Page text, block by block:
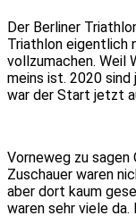
Der Berliner
Triathlon eigentlich
vollzumachen. Weil
meins ist. 2020
war der Start jetzt
Vorneweg zu
Zuschauer waren
aber dort kaum
waren sehr viele